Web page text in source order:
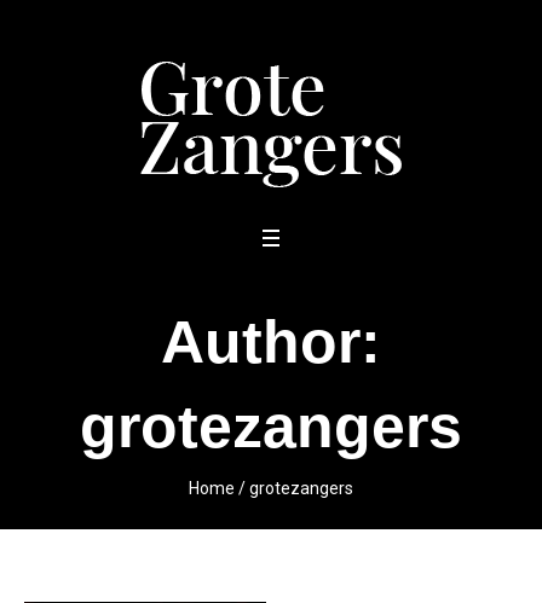
Author:
grotezangers
Home /grotezangers